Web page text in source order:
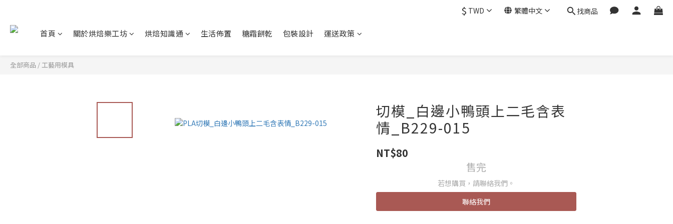
$ TWD 繁體中文 找商品
首頁 關於烘焙樂工坊 烘焙知識通 生活佈置 糖霜餅乾 包裝設計 運送政策
全部商品 /工藝用模具
切模_白邊小鴨頭上二毛含表
情_B229-015
NT$80
售完
若想購買，請聯絡我們。
聯絡我們